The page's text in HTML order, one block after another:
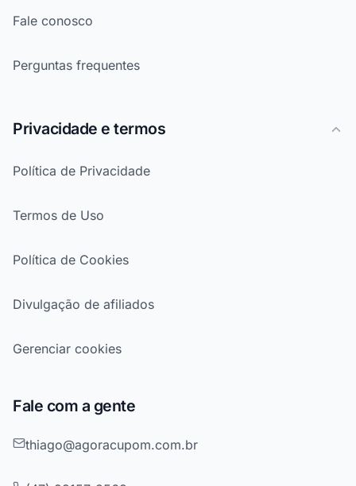
Fale conosco
Perguntas frequentes
Privacidade e termos
Política de Privacidade
Termos de Uso
Política de Cookies
Divulgação de afiliados
Gerenciar cookies
Fale com a gente
thiago@agoracupom.com.br